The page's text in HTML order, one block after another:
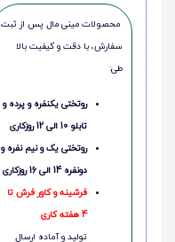
محصولات مینی‌ مال پس از ثبت
سفارش، با دقت و کیفیت بالا
طی:
روتختی یکنفره و پرده و
تابلو 10 الی 12 روزکاری
روتختی یک و نیم نفره و
دونفره 14 الی 16 روزکاری
فرشینه و کاور فرش تا
4 هفته کاری
تولید و آماده ارسال